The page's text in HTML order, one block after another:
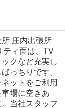
庄内出張所
ティ面は、TV
クなど充実し
っちりです。
ットをご利用
場に空きあ
当社スタッフ